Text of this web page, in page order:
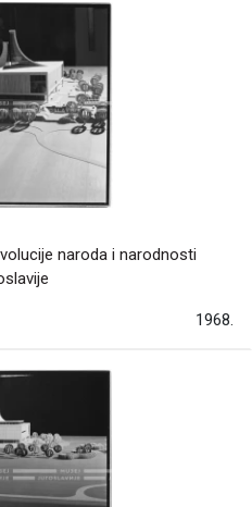
naroda i narodnosti
1968.